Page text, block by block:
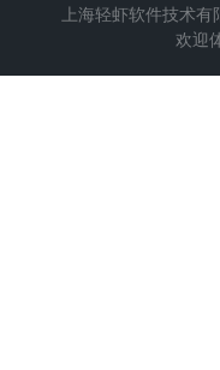
上海轻虾软件技术有
欢迎